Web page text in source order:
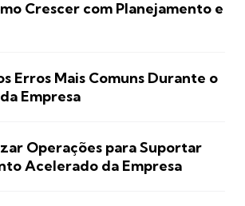
Crescer com Planejamento e
Erros Mais Comuns Durante o
Empresa
Operações para Suportar
Acelerado da Empresa